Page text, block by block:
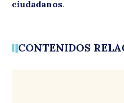
ciudadanos.
CONTENIDOS